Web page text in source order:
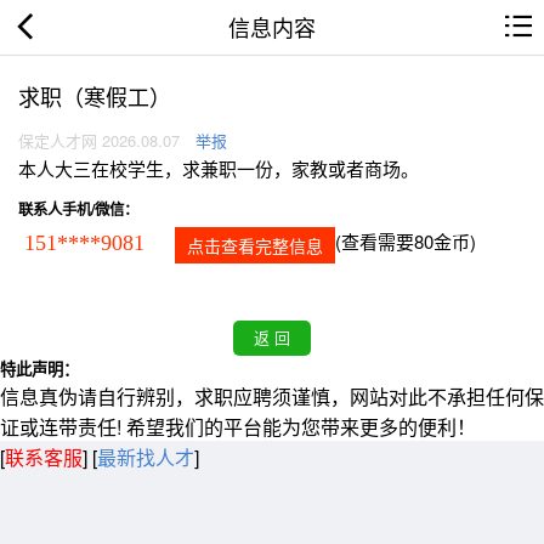
信息内容
求职（寒假工）
保定人才网 2026.08.07 举报
本人大三在校学生，求兼职一份，家教或者商场。
联系人手机/微信：
151****9081 点击查看完整信息 (查看需要80金币)
特此声明：
信息真伪请自行辨别，求职应聘须谨慎，网站对此不承担任何保
证或连带责任! 希望我们的平台能为您带来更多的便利！
[联系客服] [最新找人才]